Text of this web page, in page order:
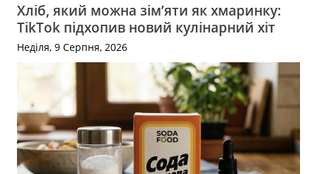
Хліб, який можна зім’яти як хмаринку:
TikTok підхопив новий кулінарний хіт
Неділя, 9 Серпня, 2026